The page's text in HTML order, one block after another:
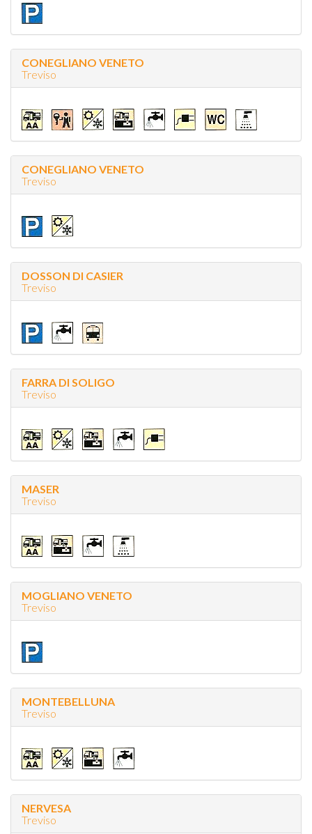
CONEGLIANO VENETO
Treviso
CONEGLIANO VENETO
Treviso
DOSSON DI CASIER
Treviso
FARRA DI SOLIGO
Treviso
MASER
Treviso
MOGLIANO VENETO
Treviso
MONTEBELLUNA
Treviso
NERVESA
Treviso